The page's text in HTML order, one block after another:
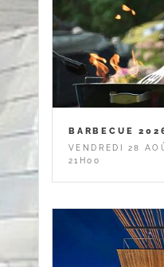
BARBECUE
VENDREDI 28
21H00